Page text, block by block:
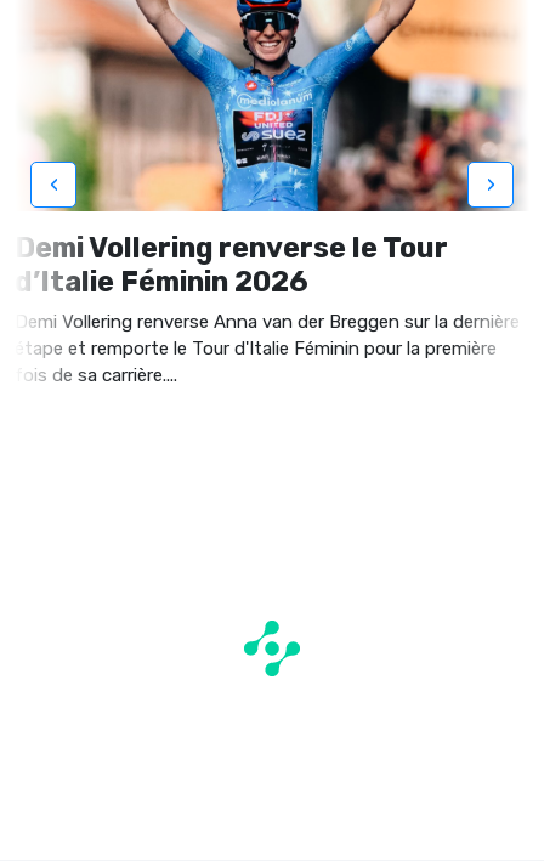
Demi Vollering renverse le Tour
d’Italie Féminin 2026
Demi Vollering renverse Anna van der Breggen sur la dernière
étape et remporte le Tour d'Italie Féminin pour la première
fois de sa carrière....
‹ ›